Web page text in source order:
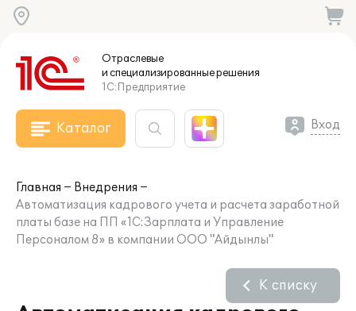
Отраслевые
и специализированныерешения
1С:Предприятие
Каталог Вход
Главная
Внедрения
Автоматизация кадрового учета и расчета заработной
платы базе на ПП «1С:Зарплата и Управление
Персоналом 8» в компании ООО "Айдынлы"
К списку